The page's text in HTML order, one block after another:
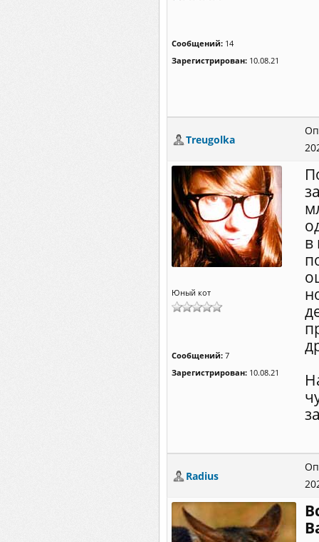
Сообщений: 14
Зарегистрирован: 10.08.21
Treugolka
Юный кот
Сообщений: 7
Зарегистрирован: 10.08.21
в
Radius